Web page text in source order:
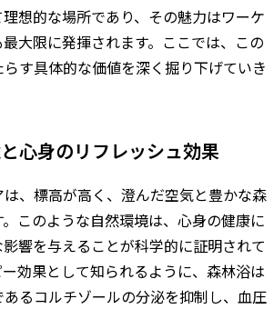
想的な場所であり、その魅力はワーケ
大限に発揮されます。ここでは、この
す具体的な価値を深く掘り下げていき
心身のリフレッシュ効果
、標高が高く、澄んだ空気と豊かな森
このような自然環境は、心身の健康に
響を与えることが科学的に証明されて
効果として知られるように、森林浴は
るコルチゾールの分泌を抑制し、血圧